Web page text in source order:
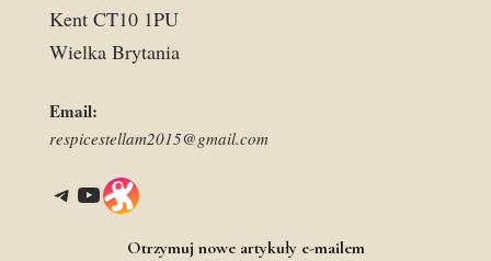
Kent CT10 1PU
Wielka Brytania
Email:
respicestellam2015@gmail.com
Telegram YouTube Link
Otrzymuj nowe artykuły e-mailem